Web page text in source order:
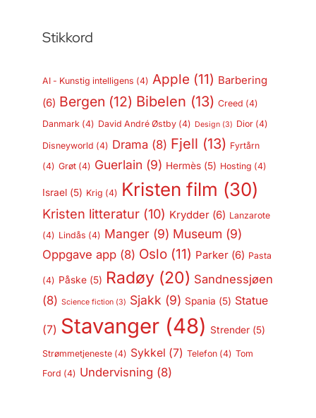
Stikkord
AI - Kunstig intelligens (4) Apple (11) Barbering
(6) Bergen (12) Bibelen (13) Creed (4)
Danmark (4) David André Østby(4) Design(3) Dior(4)
Disneyworld (4) Drama (8) Fjell (13) Fyrtårn
(4) Grøt(4) Guerlain (9) Hermès(5) Hosting (4)
Israel(5) Krig (4) Kristen film (30)
Kristen litteratur(10) Krydder(6) Lanzarote
(4) Lindås (4) Manger(9) Museum (9)
Oppgave app(8) Oslo(11) Parker(6) Pasta
(4) Påske(5) Radøy(20) Sandnessjøen
(8) Science fiction(3) Sjakk (9) Spania (5) Statue
(7) Stavanger(48) Strender(5)
Strømmetjeneste(4) Sykkel (7) Telefon(4) Tom
Ford (4) Undervisning (8)